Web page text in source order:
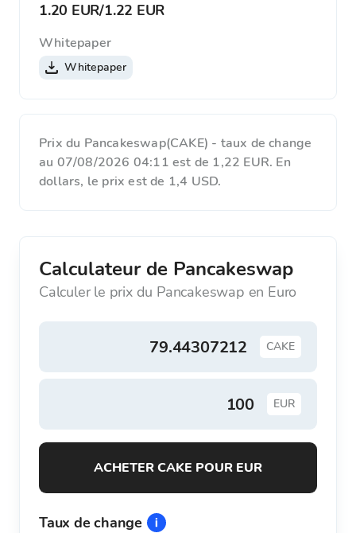
1.20 EUR/1.22 EUR
Whitepaper
Whitepaper
Prix du Pancakeswap(CAKE) - taux de change
au 07/08/2026 04:11 est de 1,22 EUR. En
dollars, le prix est de 1,4 USD.
Calculateur de Pancakeswap
Calculer le prix du Pancakeswap en Euro
CAKE
EUR
ACHETER CAKE POUR EUR
Taux de change